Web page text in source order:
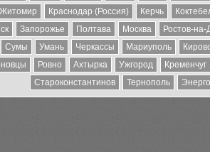
Житомир Краснодар (Россия) Керчь
Запорожье Полтава Москва
Ростов-на-
Сумы Умань Черкассы Мариуполь
Ровно Ахтырка Ужгород
Кременчуг
Староконстантинов
Тернополь